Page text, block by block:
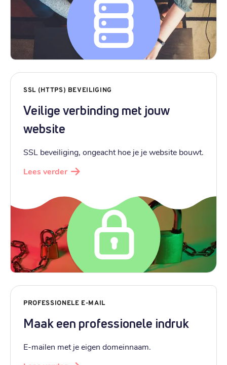
SSL (HTTPS) BEVEILIGING
Veilige verbinding met jouw
website
SSL beveiliging, ongeacht hoe je je website bouwt.
Lees verder
PROFESSIONELE E-MAIL
Maak een professionele indruk
E-mailen met je eigen domeinnaam.